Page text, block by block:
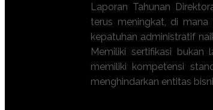
Laporan Tahunan
terus meningkat, di
kepatuhan administratif
Memiliki sertifikasi
memiliki kompetensi
menghindarkan entitas